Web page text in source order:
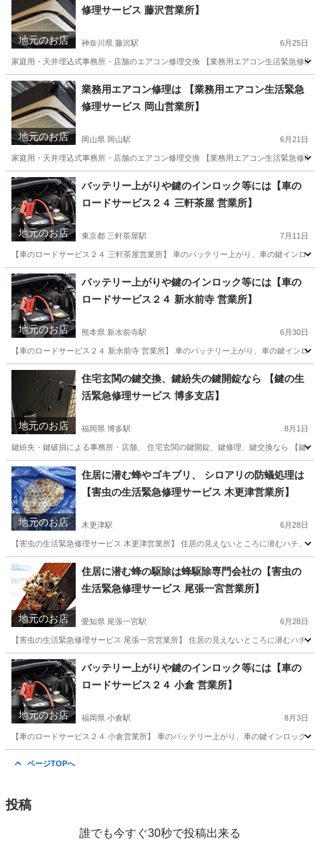
武蔵小杉駅 その他
地元のお店
修理サービス 藤沢営業所】
神奈川県 藤沢駅 6月25日
家庭用・天井埋込式事務所・店舗のエアコン修理交換 【業務用エアコン生活緊急修
神奈川 藤沢市 藤沢駅 その他 天井
地元のお店
業務用エアコン修理は 【業務用エアコン生活緊急
修理サービス 岡山営業所】
岡山県 岡山駅 6月21日
家庭用・天井埋込式事務所・店舗のエアコン修理交換 【業務用エアコン生活緊急修
岡山 岡山市 岡山駅 その他 天井
地元のお店
バッテリー上がりや鍵のインロック等には【車の
ロードサービス２４ 三軒茶屋 営業所】
東京都 三軒茶屋駅 7月11日
【車のロードサービス２４ 三軒茶屋営業所】 車のバッテリー上がり、車の鍵インロ
東京 世田谷区 三軒茶屋駅 その他 バッテリー
地元のお店
バッテリー上がりや鍵のインロック等には【車の
ロードサービス２４ 新水前寺 営業所】
熊本県 新水前寺駅 6月30日
【車のロードサービス２４ 新水前寺 営業所】 車のバッテリー上がり、車の鍵インロ
熊本 熊本市 新水前寺駅 その他 バッテリー
地元のお店
住宅玄関の鍵交換、鍵紛失の鍵開錠なら 【鍵の生
活緊急修理サービス 博多支店】
福岡県 博多駅 8月1日
鍵紛失・鍵破損による事務所・店舗、 住宅玄関の鍵開錠、鍵修理、鍵交換なら 【鍵
福岡 福岡市 博多駅 鍵交換 電話番号
地元のお店
住居に潜む蜂やゴキブリ、 シロアリの防蟻処理は
【害虫の生活緊急修理サービス 木更津営業所】
木更津駅 6月28日
【害虫の生活緊急修理サービス 木更津営業所】 住居の見えないところに潜むハチ、
千葉 木更津市 木更津駅 蜂の巣駆除 千葉 君津市
君津駅 蜂の巣駆除 建物
地元のお店
住居に潜む蜂の駆除は蜂駆除専門会社の【害虫の
生活緊急修理サービス 尾張一宮営業所】
愛知県 尾張一宮駅 6月28日
【害虫の生活緊急修理サービス 尾張一宮営業所】 住居の見えないところに潜むハチ
愛知 一宮市 尾張一宮駅 蜂の巣駆除 一宮市
尾張一宮駅 蜂の巣駆除 害虫駆除
地元のお店
バッテリー上がりや鍵のインロック等には【車の
ロードサービス２４ 小倉 営業所】
福岡県 小倉駅 8月3日
【車のロードサービス２４ 小倉営業所】 車のバッテリー上がり、車の鍵インロック
ページTOPへ
投稿
誰でも今すぐ30秒で投稿出来る